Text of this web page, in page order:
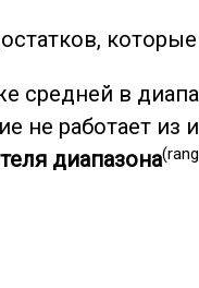
средней в
не работает из
диапазона